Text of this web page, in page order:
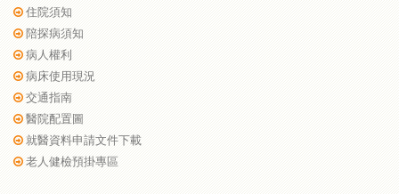
住院須知
陪探病須知
病人權利
病床使用現況
交通指南
醫院配置圖
就醫資料申請文件下載
老人健檢預掛專區